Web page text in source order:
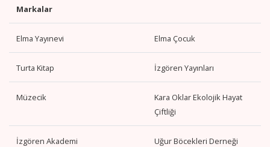
Markalar
Elma Yayınevi Elma Çocuk
Turta Kitap İzgören Yayınları
Müzecik
Kara Oklar Ekolojik Hayat
Çiftliği
İzgören Akademi Uğur Böcekleri Derneği